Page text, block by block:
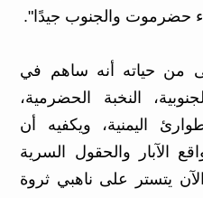
حضرموت والجنوب جيدًا".
من حياته أنه ساهم في
النخبة الحضرمية،
اليمنية، ويكفيه أن
الآبار والحقول السرية
يتستر على ناهبي ثروة